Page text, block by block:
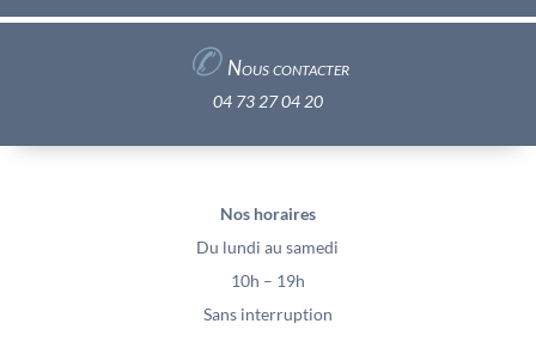
✆ Nous contacter
04 73 27 04 20
Nos horaires
Du lundi au samedi
10h – 19h
Sans interruption